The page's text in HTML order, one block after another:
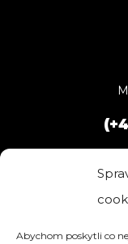
Abychom poskytli co